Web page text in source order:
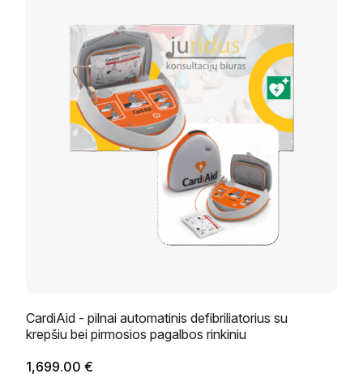
CardiAid - pilnai automatinis defibriliatorius su
krepšiu bei pirmosios pagalbos rinkiniu
1,699.00 €